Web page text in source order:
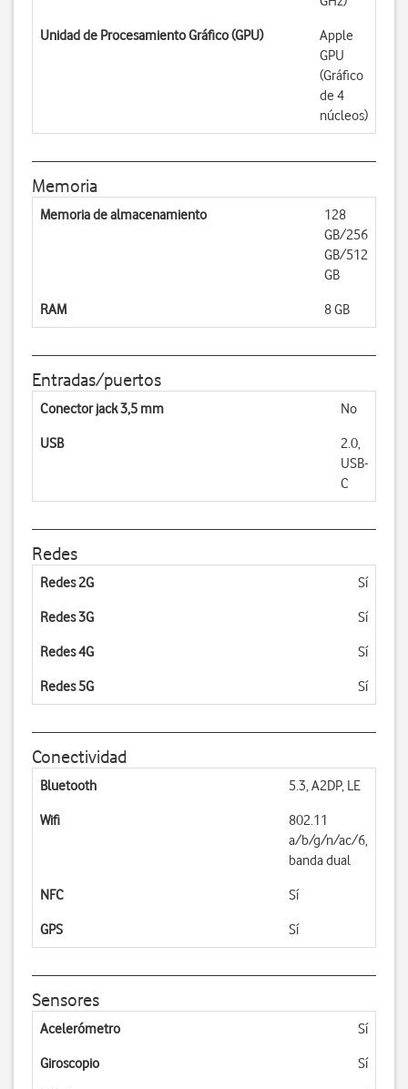
Unidad de Procesamiento Gráfico (GPU)
Apple
GPU
(Gráfico
de 4
núcleos)
Memoria
Memoria de almacenamiento
128
GB/256
GB/512
GB
RAM 8 GB
Entradas/puertos
Conector jack 3,5 mm No
USB
2.0,
USB-
C
Redes
Redes 2G Sí
Redes 3G Sí
Redes 4G Sí
Redes 5G Sí
Conectividad
Bluetooth 5.3, A2DP, LE
Wifi
802.11
a/b/g/n/ac/6,
banda dual
NFC Sí
GPS Sí
Sensores
Acelerómetro Sí
Giroscopio Sí